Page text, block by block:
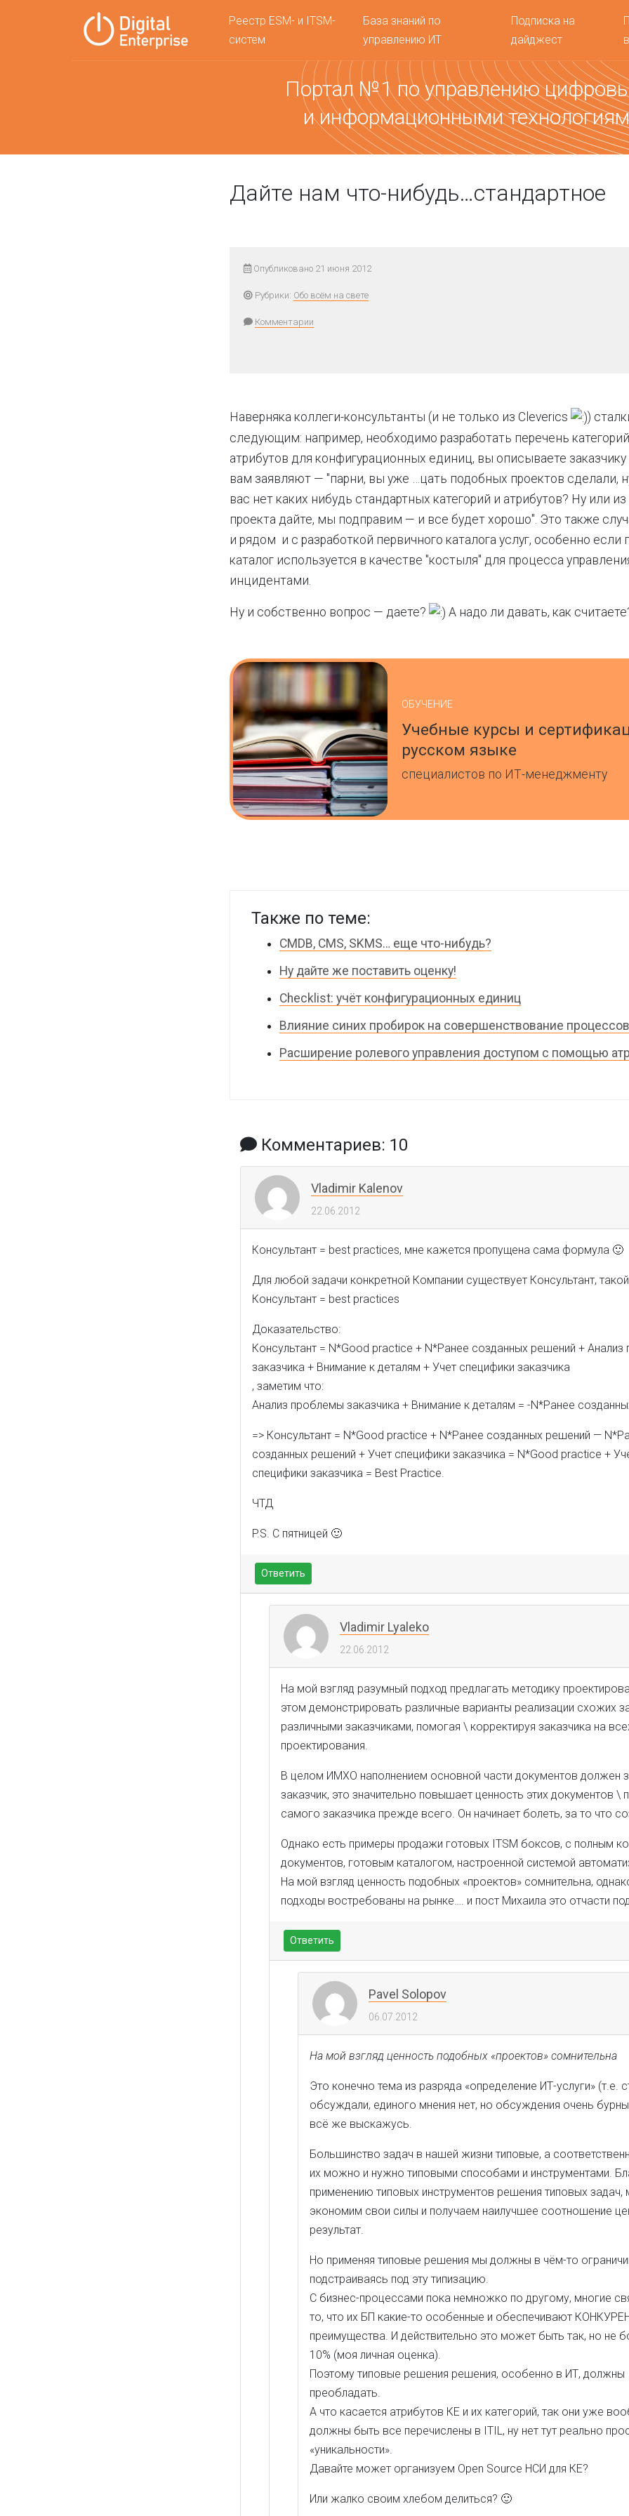
Реестр ESM- и ITSM-
систем
База знаний по
управлению ИТ
Подписка на
дайджест
Портал №1 по управлению
и информационными
Дайте нам что-нибудь…стандартное
Опубликовано 21 июня 2012
Рубрики: Обо всём на свете
Комментарии
Наверняка коллеги-консультанты (и не только из Cleverics
)
следующим: например, необходимо разработать перечень
атрибутов для конфигурационных единиц, вы описываете заказчику
вам заявляют — "парни, вы уже …цать подобных проектов сделали,
вас нет каких нибудь стандартных категорий и атрибутов? Ну или
проекта дайте, мы подправим — и все будет хорошо". Это также
и рядом и с разработкой первичного каталога услуг, особенно если
каталог используется в качестве "костыля" для процесса
инцидентами.
Ну и собственно вопрос — даете? А надо ли давать, как
ОБУЧЕНИЕ
Учебные курсы и
русском языке
специалистов по ИТ-менеджменту
Также по теме:
CMDB, CMS, SKMS… еще что-нибудь?
Ну дайте же поставить оценку!
Checklist: учёт конфигурационных единиц
Влияние синих пробирок на совершенствование процессов
Расширение ролевого управления доступом с помощью
Комментариев: 10
Vladimir Kalenov
22.06.2012
Консультант = best practices, мне кажется пропущена сама формула 🙂
Для любой задачи конкретной Компании существует Консультант,
Консультант = best practices
Доказательство:
Консультант = N*Good practice + N*Ранее созданных решений +
заказчика + Внимание к деталям + Учет специфики заказчика
, заметим что:
Анализ проблемы заказчика + Внимание к деталям = -N*Ранее
=> Консультант = N*Good practice + N*Ранее созданных решений —
созданных решений + Учет специфики заказчика = N*Good practice +
специфики заказчика = Best Practice.
ЧТД
P.S. С пятницей 🙂
Ответить
Vladimir Lyaleko
22.06.2012
На мой взгляд разумный подход предлагать методику
этом демонстрировать различные варианты реализации схожих
различными заказчиками, помогая \ корректируя заказчика на
проектирования.
В целом ИМХО наполнением основной части документов должен
заказчик, это значительно повышает ценность этих документов \
самого заказчика прежде всего. Он начинает болеть, за то что
Однако есть примеры продажи готовых ITSM боксов, с полным
документов, готовым каталогом, настроенной системой
На мой взгляд ценность подобных «проектов» сомнительна,
подходы востребованы на рынке…. и пост Михаила это отчасти
Ответить
Pavel Solopov
06.07.2012
На мой взгляд ценность подобных «проектов» сомнительна
Это конечно тема из разряда «определение ИТ-услуги» (т.е.
обсуждали, единого мнения нет, но обсуждения очень
всё же выскажусь.
Большинство задач в нашей жизни типовые, а
их можно и нужно типовыми способами и инструментами.
применению типовых инструментов решения типовых задач,
экономим свои силы и получаем наилучшее соотношение
результат.
Но применяя типовые решения мы должны в чём-то
подстраиваясь под эту типизацию.
С бизнес-процессами пока немножко по другому, многие
то, что их БП какие-то особенные и обеспечивают
преимущества. И действительно это может быть так, но не
10% (моя личная оценка).
Поэтому типовые решения решения, особенно в ИТ, должны
преобладать.
А что касается атрибутов КЕ и их категорий, так они уже
должны быть все перечислены в ITIL, ну нет тут реально
«уникальности».
Давайте может организуем Open Source НСИ для КЕ?
Или жалко своим хлебом делиться? 🙂